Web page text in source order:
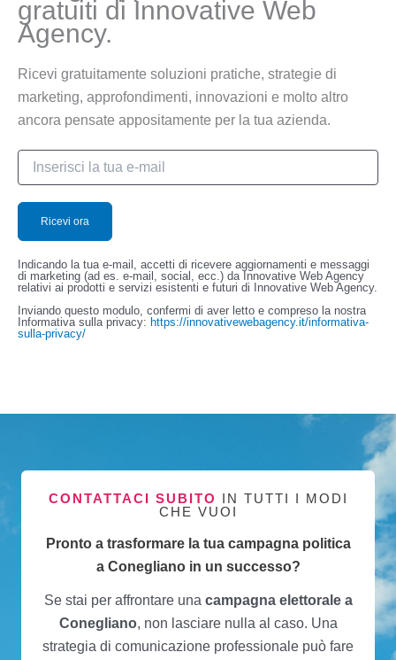
gratuiti di Innovative Web
Agency.
Ricevi gratuitamente soluzioni pratiche, strategie di
marketing, approfondimenti, innovazioni e molto altro
ancora pensate appositamente per la tua azienda.
Indicando la tua e-mail, accetti di ricevere aggiornamenti e messaggi
di marketing (ad es. e-mail, social, ecc.) da Innovative Web Agency
relativi ai prodotti e servizi esistenti e futuri di Innovative Web Agency.
Inviando questo modulo, confermi di aver letto e compreso la nostra
Informativa sulla privacy: https://innovativewebagency.it/informativa-
sulla-privacy/
CONTATTACI SUBITO IN TUTTI I MODI
CHE VUOI
Pronto a trasformare la tua campagna politica
a Conegliano in un successo?
Se stai per affrontare una campagna elettorale a
Conegliano, non lasciare nulla al caso. Una
strategia di comunicazione professionale può fare